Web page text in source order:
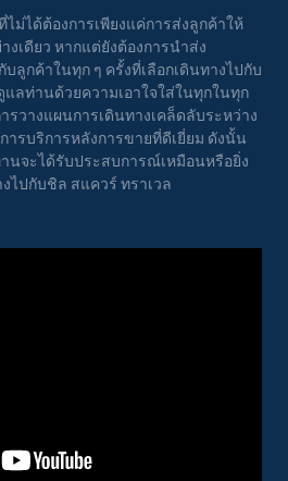
ม่ได้ต้องการเพียงแค่การส่งลูกค้าให้
งเดียว หากแต่ยังต้องการนำส่ง
กค้าในทุก ๆ ครั้งที่เลือกเดินทางไปกับ
แลท่านด้วยความเอาใจใส่ในทุกในทุก
วางแผนการเดินทางเคล็ดลับระหว่าง
ารบริการหลังการขายที่ดีเยี่ยม ดังนั้น
นจะได้รับประสบการณ์เหมือนหรือยิ่ง
ไปกับชิล สแควร์ ทราเวล